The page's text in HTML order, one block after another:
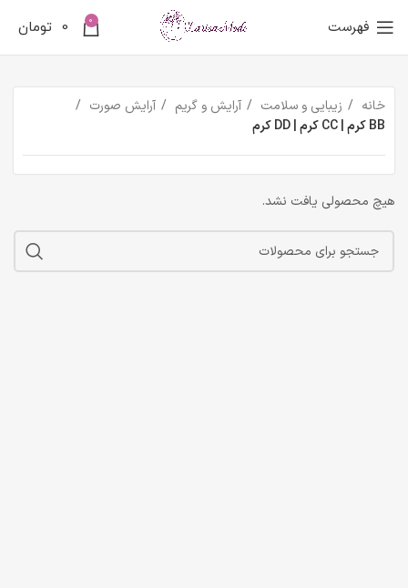
فهرست 0
0 تومان
خانه زیبایی و سلامت آرایش و گریم
آرایش صورت
BB کرم | CC کرم | DD کرم
هیچ محصولی یافت نشد.